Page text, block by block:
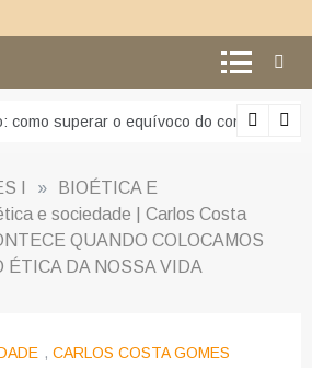
como superar o equívoco do conflito
I »
BIOÉTICA E
e sociedade | Carlos Costa
QUANDO COLOCAMOS
ÉTICA DA NOSSA VIDA
, CARLOS COSTA GOMES